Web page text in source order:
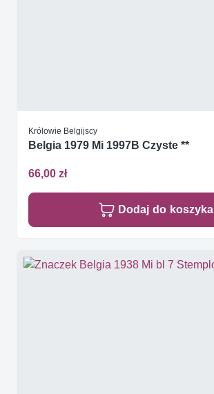
Królowie Belgijscy
Belgia 1979 Mi 1997B Czyste **
66,00 zł
Dodaj do koszyka